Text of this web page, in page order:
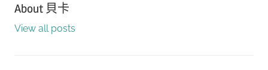
About 貝卡
View all posts